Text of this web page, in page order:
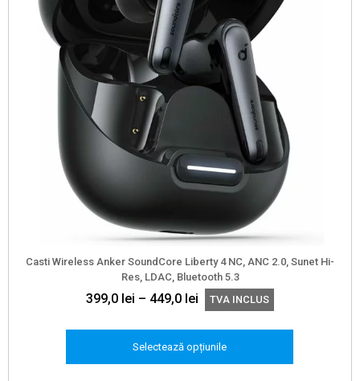
Casti Wireless Anker SoundCore Liberty 4 NC, ANC 2.0, Sunet Hi-
Res, LDAC, Bluetooth 5.3
399,0 lei – 449,0 lei Interval
399,0 lei
TVA INCLUS
Selectează opțiunile